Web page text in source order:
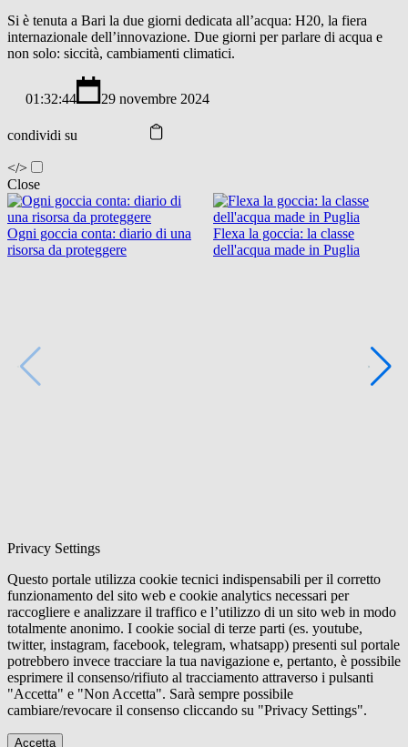
Si è tenuta a Bari la due giorni dedicata all’acqua: H20, la fiera
internazionale dell’innovazione. Due giorni per parlare di acqua e
non solo: siccità, cambiamenti climatici.
01:32:44 29 novembre 2024
condividi su
</>
Close
Ogni goccia conta: diario di una
risorsa da proteggere
Flexa la goccia: la classe
dell'acqua made in Puglia
Privacy Settings
Questo portale utilizza cookie tecnici indispensabili per il corretto
funzionamento del sito web e cookie analytics necessari per
raccogliere e analizzare il traffico e l’utilizzo di un sito web in modo
totalmente anonimo. I cookie social di terze parti (es. youtube,
twitter, instagram, facebook, telegram, whatsapp) presenti sul portale
potrebbero invece tracciare la tua navigazione e, pertanto, è possibile
esprimere il consenso/rifiuto al tracciamento attraverso i pulsanti
"Accetta" e "Non Accetta". Sarà sempre possibile
cambiare/revocare il consenso cliccando su "Privacy Settings".
Accetta